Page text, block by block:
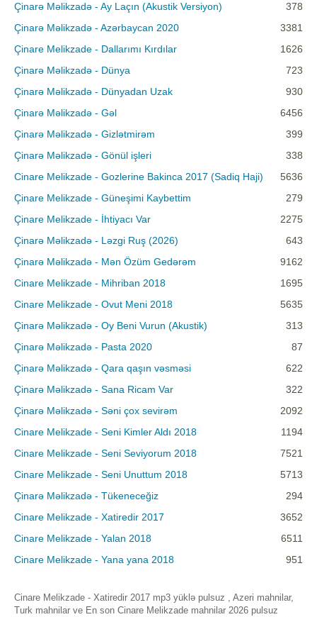
Çinarə Məlikzadə - Ay Laçın (Akustik Versiyon)
378
Çinarə Məlikzadə - Azərbaycan 2020
3381
Çinare Melikzade - Dallarımı Kırdılar
1626
Çinarə Məlikzadə - Dünya
723
Çinarə Məlikzadə - Dünyadan Uzak
930
Çinarə Məlikzadə - Gəl
6456
Çinarə Məlikzadə - Gizlətmirəm
399
Çinarə Məlikzadə - Gönül işleri
338
Cinare Melikzade - Gozlerine Bakinca 2017 (Sadiq Haji)
5636
Çinare Melikzade - Güneşimi Kaybettim
279
Çinare Melikzade - İhtiyacı Var
2275
Çinarə Məlikzadə - Ləzgi Ruş (2026)
643
Çinarə Məlikzadə - Mən Özüm Gedərəm
9162
Cinare Melikzade - Mihriban 2018
1695
Cinare Melikzade - Ovut Meni 2018
5635
Çinarə Məlikzadə - Oy Beni Vurun (Akustik)
313
Çinarə Məlikzadə - Pasta 2020
87
Çinarə Məlikzadə - Qara qaşın vəsməsi
622
Çinarə Məlikzadə - Sana Ricam Var
322
Çinarə Məlikzadə - Səni çox sevirəm
2092
Cinare Melikzade - Seni Kimler Aldı 2018
1194
Cinare Melikzade - Seni Seviyorum 2018
7521
Cinare Melikzade - Seni Unuttum 2018
5713
Çinarə Məlikzadə - Tükeneceğiz
294
Cinare Melikzade - Xatiredir 2017
3652
Cinare Melikzade - Yalan 2018
6511
Cinare Melikzade - Yana yana 2018
951
Cinare Melikzade - Xatiredir 2017 mp3 yüklə pulsuz , Azeri mahnilar,
Turk mahnilar ve En son Cinare Melikzade mahnilar 2026 pulsuz